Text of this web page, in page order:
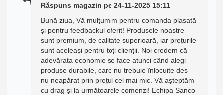
Răspuns magazin pe 24-11-2025 15:11
Bună ziua, Vă mulțumim pentru comanda plasată
și pentru feedbackul oferit! Produsele noastre
sunt premium, de calitate superioară, iar prețurile
sunt aceleași pentru toți clienții. Noi credem că
adevărata economie se face atunci când alegi
produse durabile, care nu trebuie înlocuite des —
nu neapărat prin prețul cel mai mic. Vă așteptăm
cu drag și la următoarele comenzi! Echipa Sanco